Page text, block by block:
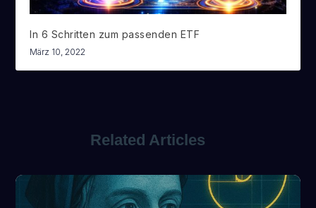
In 6 Schritten zum passenden ETF
März 10, 2022
Related Articles